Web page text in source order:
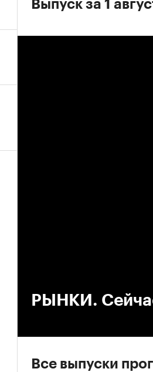
Выпуск за 1
РЫНКИ.
Все выпуски